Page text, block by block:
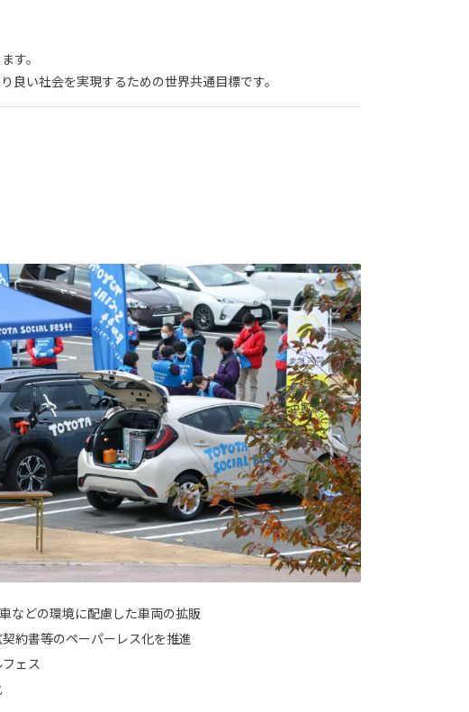
す。
い社会を実現するための世界共通目標です。
などの環境に配慮した車両の拡販
約書等のペーパーレス化を推進
ェス